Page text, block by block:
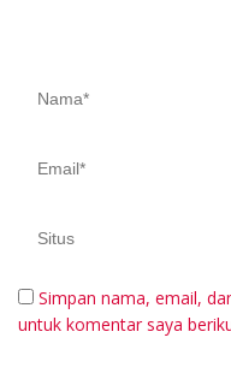
Simpan nama, email,
untuk komentar saya